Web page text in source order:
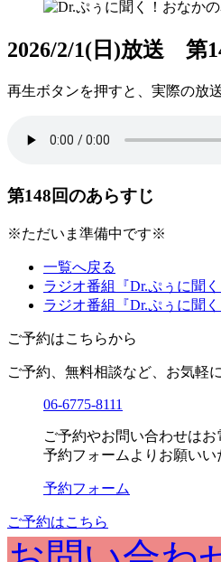
2026/2/1(日)放送 第
再生ボタンを押すと、 実際の放
第148回のあらすじ
※ただいま準備中です※
一覧へ戻る
ラジオ番組『Dr.ぷぅに聞
ラジオ番組『Dr.ぷぅに聞
ご予約はこちらから
ご予約、無料相談など、お気軽
06-6775-8111
ご予約やお問い合わせはお
予約フォームよりお願いい
予約フォーム
ご予約はこちら